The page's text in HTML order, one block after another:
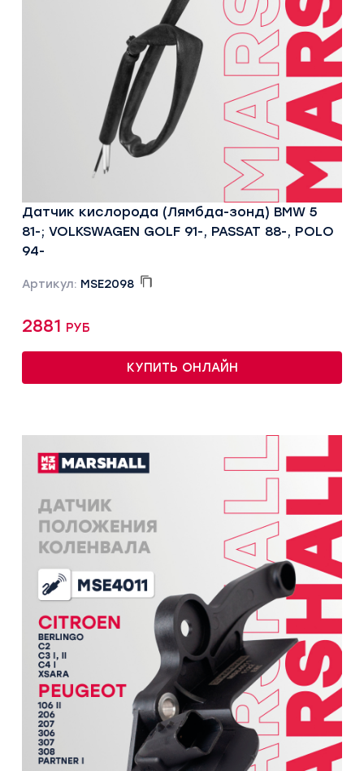
Датчик кислорода (Лямбда-зонд) BMW 5
81-; VOLKSWAGEN GOLF 91-, PASSAT 88-, POLO
94-
Артикул: MSE2098
2881 руб
КУПИТЬ ОНЛАЙН